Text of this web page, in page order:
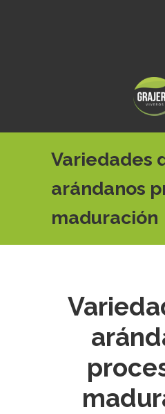
Variedades
arándanos
maduración